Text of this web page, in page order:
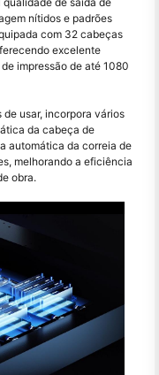
nítidos e padrões
com 32 cabeças
excelente
impressão de até 1080
usar, incorpora vários
da cabeça de
automática da correia de
melhorando a eficiência
obra.